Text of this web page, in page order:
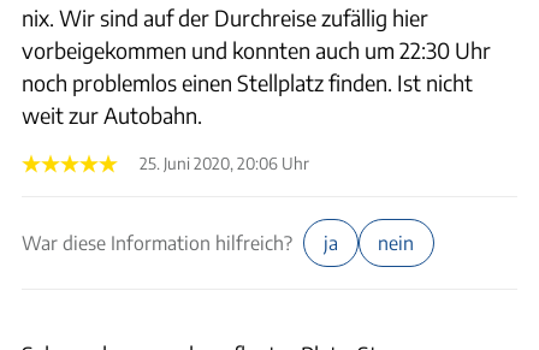
nix. Wir sind auf der Durchreise zufällig hier
vorbeigekommen und konnten auch um 22:30 Uhr
noch problemlos einen Stellplatz finden. Ist nicht
weit zur Autobahn.
25. Juni 2020, 20:06 Uhr
War diese Information hilfreich? ja nein